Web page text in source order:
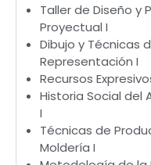
Taller de Diseño y
Proyectual I
Dibujo y Técnicas
Representación I
Recursos
Historia Social del
I
Técnicas de
Moldería I